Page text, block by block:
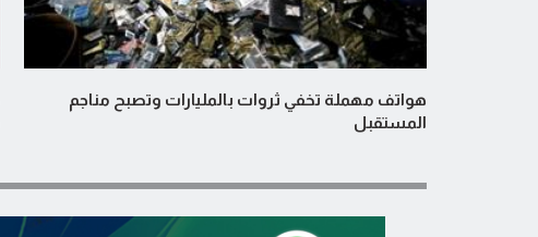
هواتف مهملة تخفي ثروات بالمليارات وتصبح مناجم
المستقبل